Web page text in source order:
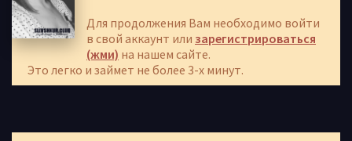
Для продолжения Вам необходимо войти
в свой аккаунт или зарегистрироваться
(жми) на нашем сайте.
Это легко и займет не более 3-х минут.